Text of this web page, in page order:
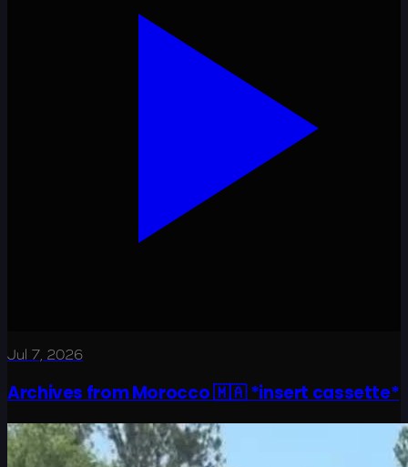
Jul 7, 2026
Archives from Morocco 🇲🇦 *insert cassette*